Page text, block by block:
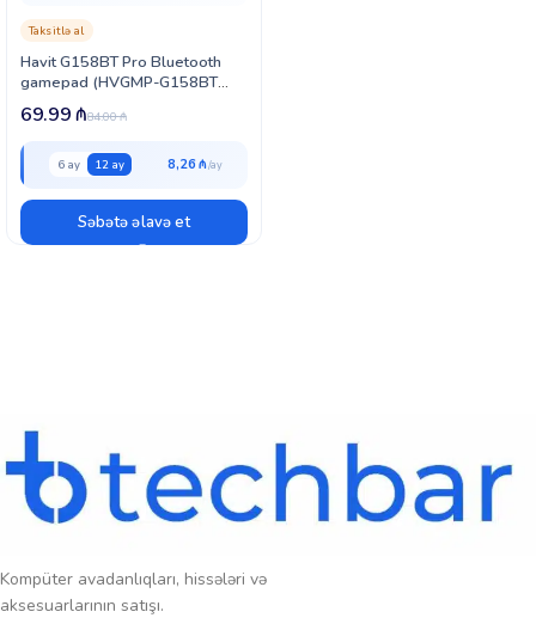
Havit G158BT Pro Bluetooth
gamepad (HVGMP-G158BT
pro-WH)
Taksitlə al
84.00₼
69.99₼
6 ay 12 ay 8,26 ₼
Səbətə əlavə et
Kompüter avadanlıqları, hissələri və
aksesuarlarının satışı.